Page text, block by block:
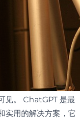
见。 ChatGPT 是最
实用的解决方案，它